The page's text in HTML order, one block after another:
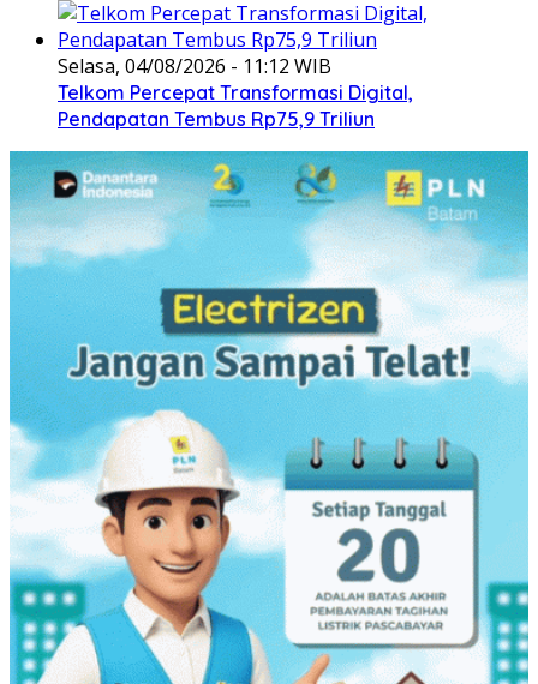
Selasa, 04/08/2026 - 11:12 WIB
Telkom Percepat Transformasi Digital,
Pendapatan Tembus Rp75,9 Triliun